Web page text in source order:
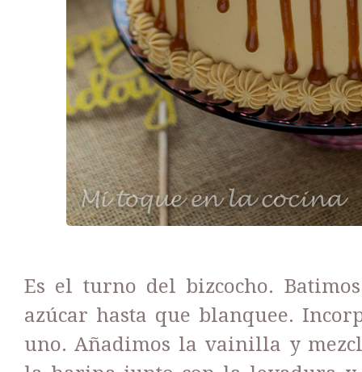
Es el turno del bizcocho.
azúcar hasta que blanquee.
uno. Añadimos la vainilla y